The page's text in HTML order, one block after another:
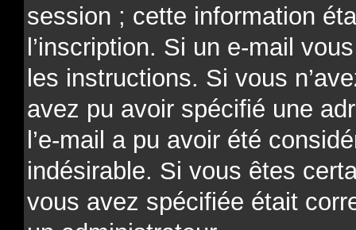
session ; cette information
l’inscription. Si un e-mail
les instructions. Si vous
avez pu avoir spécifié une
l’e-mail a pu avoir été
indésirable. Si vous êtes
vous avez spécifiée était